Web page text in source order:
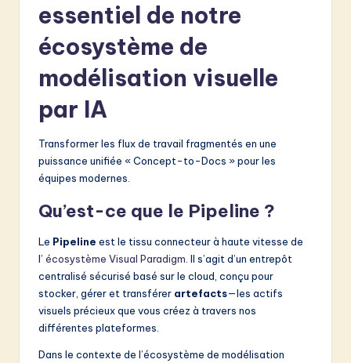
essentiel de notre
écosystème de
modélisation visuelle
par IA
Transformer les flux de travail fragmentés en une
puissance unifiée « Concept-to-Docs » pour les
équipes modernes.
Qu’est-ce que le Pipeline ?
Le Pipeline est le tissu connecteur à haute vitesse de
l’ écosystème Visual Paradigm. Il s’agit d’un entrepôt
centralisé sécurisé basé sur le cloud, conçu pour
stocker, gérer et transférer artefacts—les actifs
visuels précieux que vous créez à travers nos
différentes plateformes.
Dans le contexte de l’écosystème de modélisation